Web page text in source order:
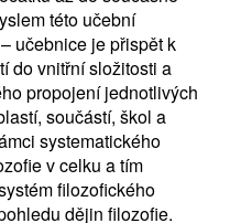
této učební
učebnice je přispět k
do vnitřní složitosti a
propojení jednotlivých
součástí, škol a
systematického
v celku a tím
filozofického
dějin filozofie.